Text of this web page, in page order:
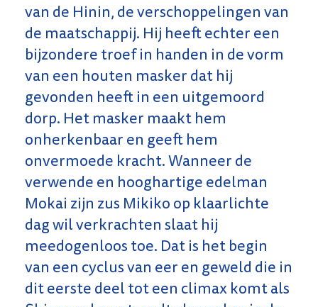
van de Hinin, de verschoppelingen van
de maatschappij. Hij heeft echter een
bijzondere troef in handen in de vorm
van een houten masker dat hij
gevonden heeft in een uitgemoord
dorp. Het masker maakt hem
onherkenbaar en geeft hem
onvermoede kracht. Wanneer de
verwende en hooghartige edelman
Mokai zijn zus Mikiko op klaarlichte
dag wil verkrachten slaat hij
meedogenloos toe. Dat is het begin
van een cyclus van eer en geweld die in
dit eerste deel tot een climax komt als